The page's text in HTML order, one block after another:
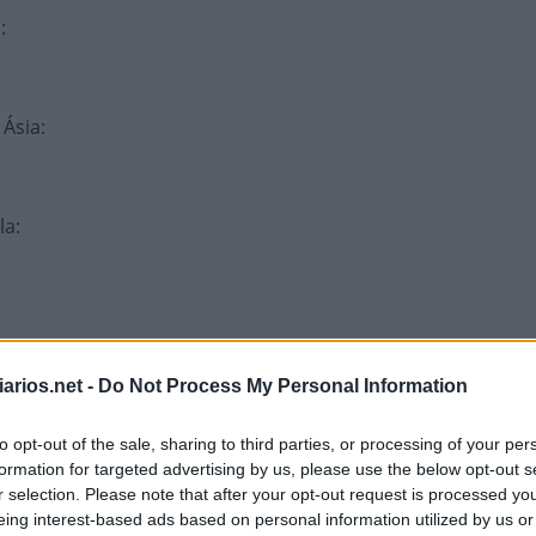
- Do Not Process My Personal Information
opt-out of the sale, sharing to third parties, or processing of your
for targeted advertising by us, please use the below opt-out
selection. Please note that after your opt-out request is processed
interest-based ads based on personal information utilized by us
:
:
:
: